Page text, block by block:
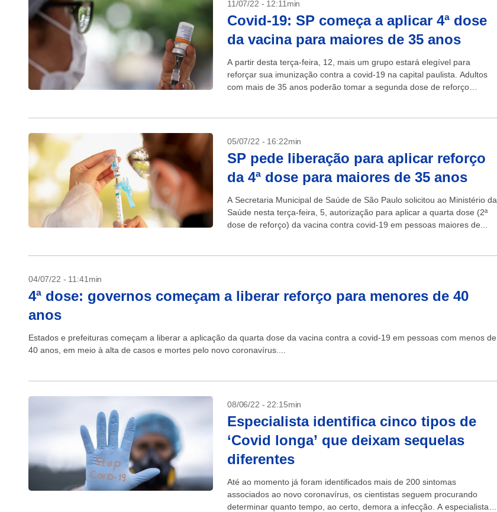
11/07/22 - 12:11min
Covid-19: SP começa a aplicar 4ª dose
da vacina para maiores de 35 anos
A partir desta terça-feira, 12, mais um grupo estará elegível para
reforçar sua imunização contra a covid-19 na capital paulista. Adultos
com mais de 35 anos poderão tomar a segunda dose de reforço
05/07/22 - 16:22min
SP pede liberação para aplicar reforço
da 4ª dose para maiores de 35 anos
A Secretaria Municipal de Saúde de São Paulo solicitou ao Ministério da
Saúde nesta terça-feira, 5, autorização para aplicar a quarta dose (2ª
dose de reforço) da vacina contra covid-19 em pessoas maiores de...
04/07/22 - 11:41min
4ª dose: governos começam a liberar reforço para menores de 40
anos
Estados e prefeituras começam a liberar a aplicação da quarta dose da vacina contra a covid-19 em pessoas com menos de
40 anos, em meio à alta de casos e mortes pelo novo coronavírus....
08/06/22 - 22:15min
Especialista identifica cinco tipos de
‘Covid longa’ que deixam sequelas
diferentes
Até ao momento já foram identificados mais de 200 sintomas
associados ao novo coronavírus, os cientistas seguem procurando
determinar quanto tempo, ao certo, demora a infecção. A especialista